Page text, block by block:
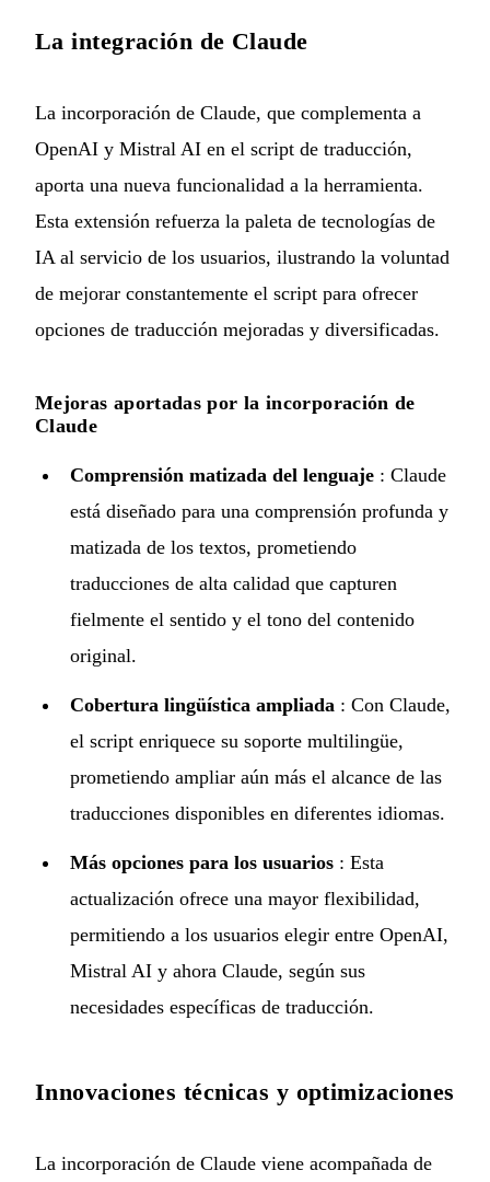
La integración de Claude
La incorporación de Claude, que complementa a
OpenAI y Mistral AI en el script de traducción,
aporta una nueva funcionalidad a la herramienta.
Esta extensión refuerza la paleta de tecnologías de
IA al servicio de los usuarios, ilustrando la voluntad
de mejorar constantemente el script para ofrecer
opciones de traducción mejoradas y diversificadas.
Mejoras aportadas por la incorporación de
Claude
Comprensión matizada del lenguaje : Claude
está diseñado para una comprensión profunda y
matizada de los textos, prometiendo
traducciones de alta calidad que capturen
fielmente el sentido y el tono del contenido
original.
Cobertura lingüística ampliada : Con Claude,
el script enriquece su soporte multilingüe,
prometiendo ampliar aún más el alcance de las
traducciones disponibles en diferentes idiomas.
Más opciones para los usuarios : Esta
actualización ofrece una mayor flexibilidad,
permitiendo a los usuarios elegir entre OpenAI,
Mistral AI y ahora Claude, según sus
necesidades específicas de traducción.
Innovaciones técnicas y optimizaciones
La incorporación de Claude viene acompañada de